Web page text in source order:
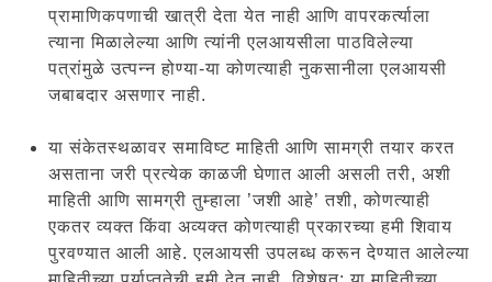
प्रामाणिकपणाची खात्री देता येत नाही आणि वापरकर्त्याला
त्याना मिळालेल्या आणि त्यांनी एलआयसीला पाठविलेल्या
पत्रांमुळे उत्पन्न होण्या-या कोणत्याही नुकसानीला एलआयसी
जबाबदार असणार नाही.
या संकेतस्थळावर समाविष्ट माहिती आणि सामग्री तयार करत
असताना जरी प्रत्येक काळजी घेणात आली असली तरी, अशी
माहिती आणि सामग्री तुम्हाला ’जशी आहे’ तशी, कोणत्याही
एकतर व्यक्त किंवा अव्यक्त कोणत्याही प्रकारच्या हमी शिवाय
पुरवण्यात आली आहे. एलआयसी उपलब्ध करून देण्यात आलेल्या